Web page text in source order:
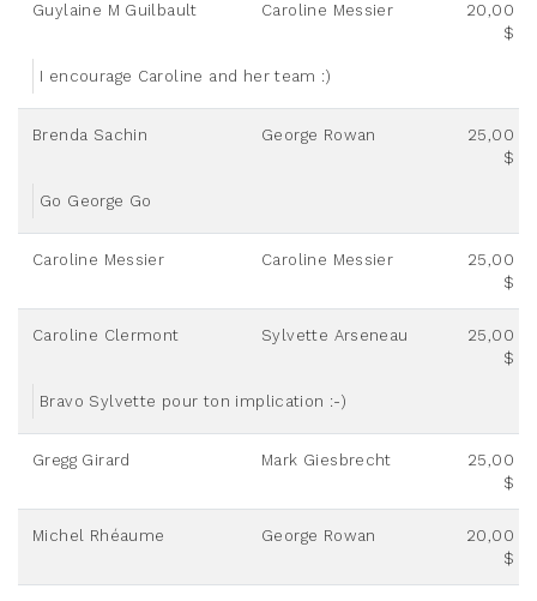
Guylaine M Guilbault Caroline Messier
20,00
$
I encourage Caroline and her team :)
Brenda Sachin George Rowan
25,00
$
Go George Go
Caroline Messier Caroline Messier
25,00
$
Caroline Clermont Sylvette Arseneau
25,00
$
Bravo Sylvette pour ton implication :-)
Gregg Girard Mark Giesbrecht
25,00
$
Michel Rhéaume George Rowan
20,00
$